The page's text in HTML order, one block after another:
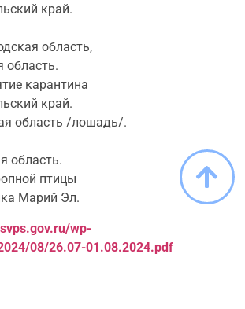
край.
область,
область.
карантина
край.
область /лошадь/.
область.
птицы
Марий Эл.
wp-
08/26.07-01.08.2024.pdf